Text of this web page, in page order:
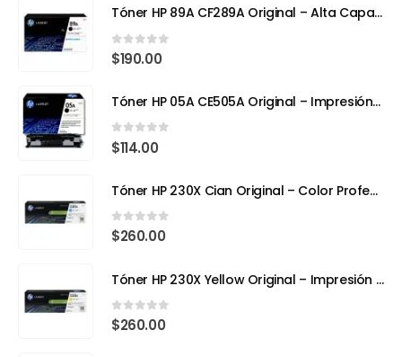
Tóner HP 89A CF289A Original – Alta Capacidad para Impresoras Empresariales
0out of 5
$190.00
Tóner HP 05A CE505A Original – Impresión Profesional para tu HP LaserJet
0out of 5
$114.00
Tóner HP 230X Cian Original – Color Profesional y Máximo Rendimiento con Tecnología TerraJet
0out of 5
$260.00
Tóner HP 230X Yellow Original – Impresión Láser a Todo Color con Eficiencia y Precisión
0out of 5
$260.00